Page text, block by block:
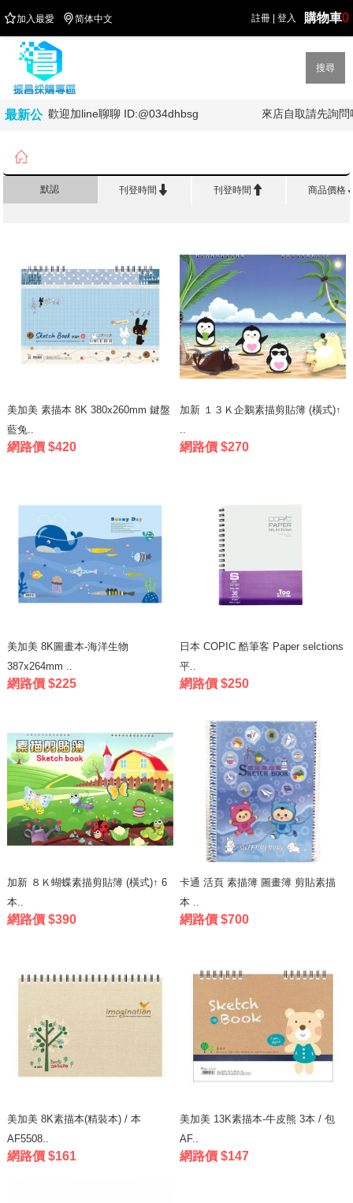
註冊 登入 購物車0
加入最愛 简体中文
搜尋
最新公歡迎加line聊聊 ID:@034dhbsg 來店自取請先詢問喔

默認 刊登時間  刊登時間  商品價格
美加美 素描本 8K 380x260mm 鍵盤
藍兔..
網路價 $420
加新 １３Ｋ企鵝素描剪貼簿 (橫式)↑
..
網路價 $270
美加美 8K圖畫本-海洋生物
387x264mm ..
網路價 $225
日本 COPIC 酷筆客 Paper selctions
平..
網路價 $250
加新 ８Ｋ蝴蝶素描剪貼簿 (橫式)↑ 6
本..
網路價 $390
卡通 活頁 素描簿 圖畫簿 剪貼素描
本 ..
網路價 $700
美加美 8K素描本(精裝本) / 本
AF5508..
網路價 $161
美加美 13K素描本-牛皮熊 3本 / 包
AF..
網路價 $147